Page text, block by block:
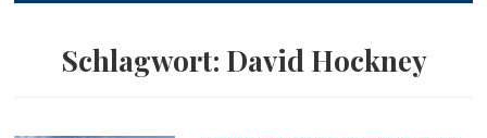
Schlagwort: David Hockney